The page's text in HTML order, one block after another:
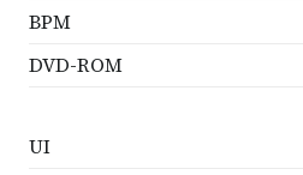
BPM
DVD-ROM
UI